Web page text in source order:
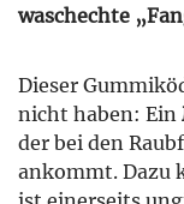
waschechte
Dieser
nicht haben: Ein
der bei den
ankommt. Dazu